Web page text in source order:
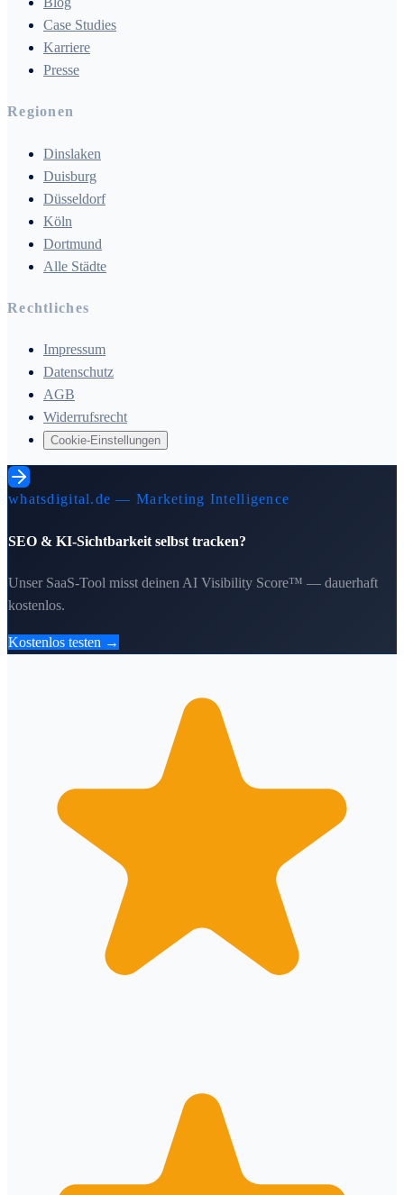
Case Studies
Karriere
Presse
Regionen
Dinslaken
Duisburg
Düsseldorf
Köln
Dortmund
Alle Städte
Rechtliches
Impressum
Datenschutz
AGB
Widerrufsrecht
Cookie-Einstellungen
whatsdigital.de — Marketing Intelligence
SEO & KI-Sichtbarkeit selbst tracken?
Unser SaaS-Tool misst deinen AI Visibility Score™ — dauerhaft
kostenlos.
Kostenlos testen →